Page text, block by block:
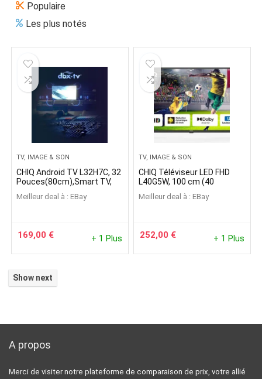
Populaire
Les plus notés
TV, IMAGE & SON
CHIQ Android TV L32H7C, 32
Pouces(80cm),Smart TV,
Meilleur deal à : eBay
169,00 € + 1 Plus
TV, IMAGE & SON
CHIQ Téléviseur LED FHD
L40G5W, 100 cm (40
Meilleur deal à : eBay
252,00 € + 1 Plus
Show next
A propos
Merci de visiter notre plateforme de comparaison de prix, votre allié